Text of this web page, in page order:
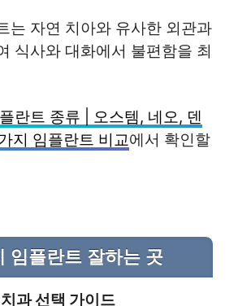
는 자연 치아와 유사한 외관과
식사와 대화에서 불편함을 최
란트 종류 | 오스템, 네오, 덴
지 임플란트 비교에서 확인할
임플란트 잘하는 곳
과 선택 가이드